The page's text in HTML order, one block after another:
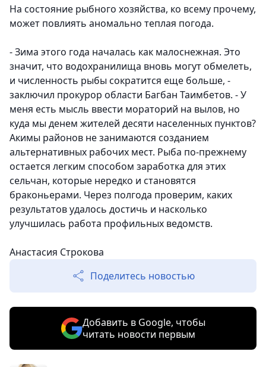
На состояние рыбного хозяйства, ко всему прочему,
может повлиять аномально теплая погода.
- Зима этого года началась как малоснежная. Это
значит, что водохранилища вновь могут обмелеть,
и численность рыбы сократится еще больше, -
заключил прокурор области Багбан Таимбетов. - У
меня есть мысль ввести мораторий на вылов, но
куда мы денем жителей десяти населенных пунктов?
Акимы районов не занимаются созданием
альтернативных рабочих мест. Рыба по-прежнему
остается легким способом заработка для этих
сельчан, которые нередко и становятся
браконьерами. Через полгода проверим, каких
результатов удалось достичь и насколько
улучшилась работа профильных ведомств.
Анастасия Строкова
Поделитесь новостью
Добавить в Google, чтобы
читать новости первым